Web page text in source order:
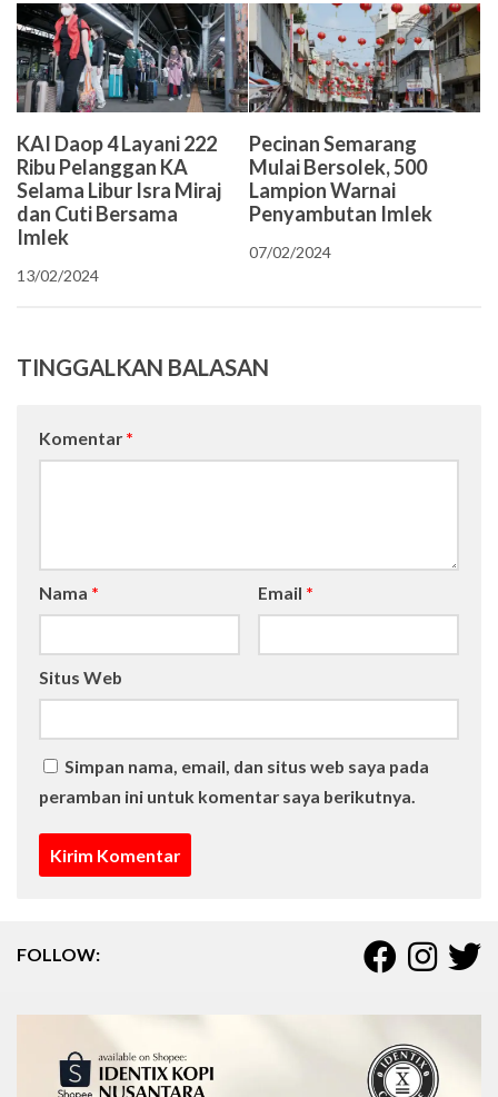
KAI Daop 4 Layani 222
Ribu Pelanggan KA
Selama Libur Isra Miraj
dan Cuti Bersama
Imlek
13/02/2024
Pecinan Semarang
Mulai Bersolek, 500
Lampion Warnai
Penyambutan Imlek
07/02/2024
TINGGALKAN BALASAN
Komentar *
Nama * Email *
Situs Web
Simpan nama, email, dan situs web saya pada
peramban ini untuk komentar saya berikutnya.
FOLLOW: